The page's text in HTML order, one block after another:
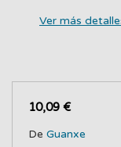
Ver más
10,09 €
De Guanxe